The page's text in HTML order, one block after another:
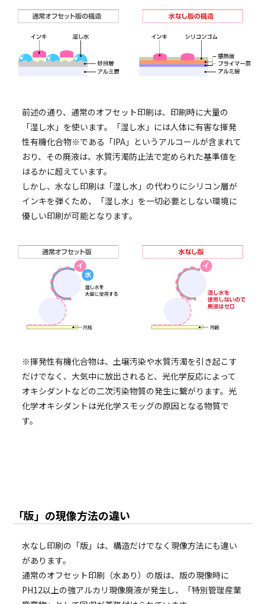
前述の通り、通常のオフセット印刷は、印刷時に大量の
「湿し水」を使います。「湿し水」には人体に有害な揮発
性有機化合物※である「IPA」というアルコールが含まれて
おり、その廃液は、水質汚濁防止法で定められた基準値を
はるかに超えています。
しかし、水なし印刷は「湿し水」の代わりにシリコン層が
インキを弾くため、「湿し水」を一切必要としない環境に
優しい印刷が可能となります。
※揮発性有機化合物は、土壌汚染や水質汚濁を引き起こす
だけでなく、大気中に放出されると、光化学反応によって
オキシダントなどの二次汚染物質の発生に繋がります。光
化学オキシダントは光化学スモッグの原因となる物質で
す。
「版」の現像方法の違い
水なし印刷の「版」は、構造だけでなく現像方法にも違い
があります。
通常のオフセット印刷（水あり）の版は、版の現像時に
PH12以上の強アルカリ現像廃液が発生し、「特別管理産業